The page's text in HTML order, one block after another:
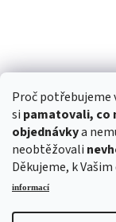
Proč potřebujeme
si pamatovali, co
objednávkya
neobtěžovali
Děkujeme, k
informací